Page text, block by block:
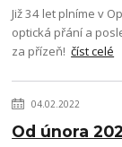
Již 34 let plníme v
optická přání a
za přízeň!číst celé
04.02.2022
Od února